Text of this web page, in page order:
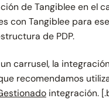
de Tangiblee en el
con Tangiblee para
de PDP.
un carrusel, la
recomendamos
integración.